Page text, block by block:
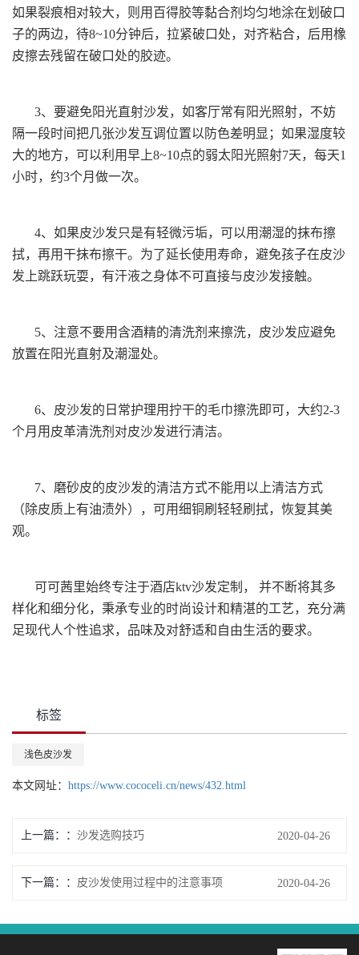
如果裂痕相对较大，则用百得胶等黏合剂均匀地涂在划破口
子的两边，待8~10分钟后，拉紧破口处，对齐粘合，后用橡
皮擦去残留在破口处的胶迹。
3、要避免阳光直射沙发，如客厅常有阳光照射，不妨
隔一段时间把几张沙发互调位置以防色差明显；如果湿度较
大的地方，可以利用早上8~10点的弱太阳光照射7天，每天1
小时，约3个月做一次。
4、如果皮沙发只是有轻微污垢，可以用潮湿的抹布擦
拭，再用干抹布擦干。为了延长使用寿命，避免孩子在皮沙
发上跳跃玩耍，有汗液之身体不可直接与皮沙发接触。
5、注意不要用含酒精的清洗剂来擦洗，皮沙发应避免
放置在阳光直射及潮湿处。
6、皮沙发的日常护理用拧干的毛巾擦洗即可，大约2-3
个月用皮革清洗剂对皮沙发进行清洁。
7、磨砂皮的皮沙发的清洁方式不能用以上清洁方式
（除皮质上有油渍外），可用细铜刷轻轻刷拭，恢复其美
观。
可可茜里始终专注于酒店ktv沙发定制， 并不断将其多
样化和细分化，秉承专业的时尚设计和精湛的工艺，充分满
足现代人个性追求，品味及对舒适和自由生活的要求。
标签
浅色皮沙发
本文网址： https://www.cococeli.cn/news/432.html
上一篇： 沙发选购技巧 2020-04-26
下一篇： 皮沙发使用过程中的注意事项 2020-04-26